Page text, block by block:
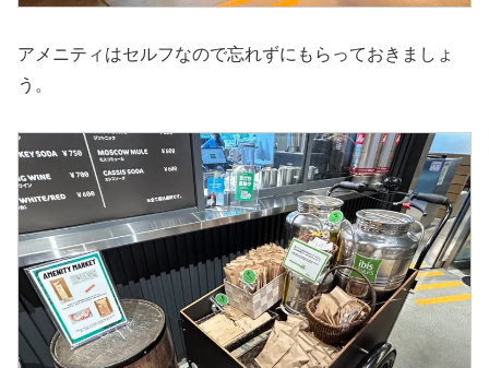
アメニティはセルフなので忘れずにもらっておきましょ
う。